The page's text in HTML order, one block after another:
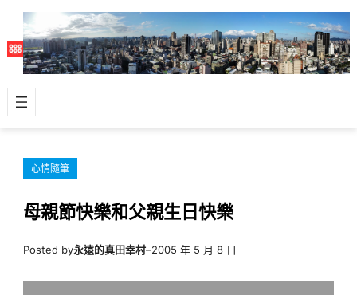
主
容
心情隨筆
母親節快樂和父親生日快樂
Posted by永遠的真田幸村–2005 年 5 月 8 日